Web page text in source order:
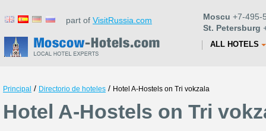
part of VisitRussia.com Moscu +7-495-
St. Petersburg
ALL HOTELS
Principal / Directorio de hoteles / Hotel A-Hostels on Tri vokzala
Hotel A-Hostels on Tri